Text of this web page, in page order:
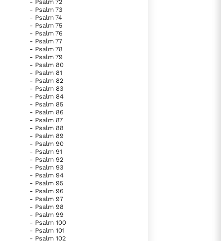
- Psalm 72
- Psalm 73
- Psalm 74
- Psalm 75
- Psalm 76
- Psalm 77
- Psalm 78
- Psalm 79
- Psalm 80
- Psalm 81
- Psalm 82
- Psalm 83
- Psalm 84
- Psalm 85
- Psalm 86
- Psalm 87
- Psalm 88
- Psalm 89
- Psalm 90
- Psalm 91
- Psalm 92
- Psalm 93
- Psalm 94
- Psalm 95
- Psalm 96
- Psalm 97
- Psalm 98
- Psalm 99
- Psalm 100
- Psalm 101
- Psalm 102